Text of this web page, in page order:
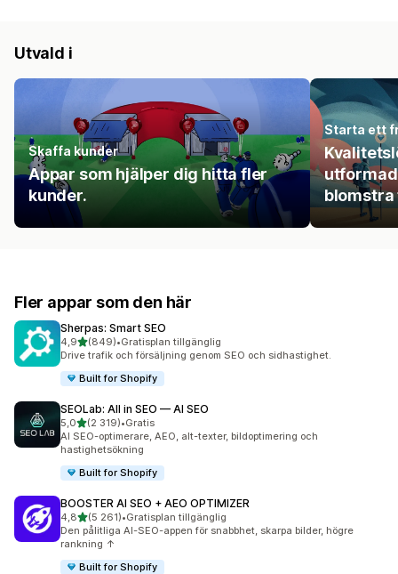
Utvald i
Skaffa kunder
Appar som hjälper dig hitta fler
kunder.
Starta ett
Fler appar som den här
Sherpas: Smart SEO
4,9av 5 stjärnor
(849)
849 recensioner totalt
•Gratisplan tillgänglig
Drive trafik och försäljning genom SEO och sidhastighet.
Built for Shopify
SEOLab: All in SEO — AI SEO
5,0av 5 stjärnor
(2 319)
2319 recensioner totalt
•Gratis
AI SEO-optimerare, AEO, alt-texter, bildoptimering och
hastighetsökning
Built for Shopify
BOOSTER AI SEO + AEO OPTIMIZER
4,8av 5 stjärnor
(5 261)
5261 recensioner totalt
•Gratisplan tillgänglig
Den pålitliga AI-SEO-appen för snabbhet, skarpa bilder, högre
rankning ↑
Built for Shopify